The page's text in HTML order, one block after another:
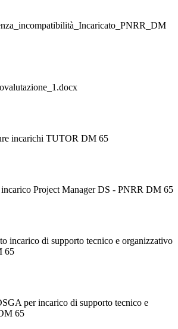
incarichi TUTOR DM 65
incarico Project Manager DS - PNRR DM 65
incarico di supporto tecnico e organizzativo
65
per incarico di supporto tecnico e
65